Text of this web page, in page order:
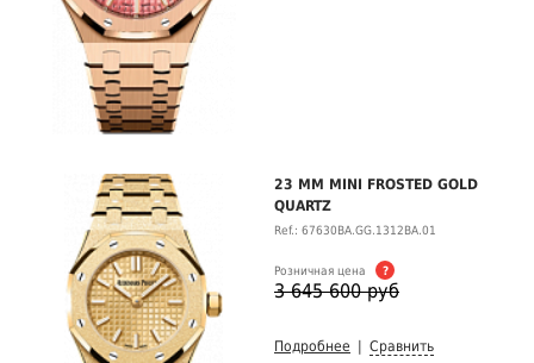
23 MM MINI FROSTED GOLD
QUARTZ
Ref.: 67630BA.GG.1312BA.01
Розничная цена ?
3 645 600 руб
Подробнее Сравнить